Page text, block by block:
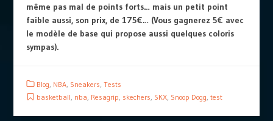
même pas mal de points forts… mais un petit point
faible aussi, son prix, de 175€… (Vous gagnerez 5€ avec
le modèle de base qui propose aussi quelques coloris
sympas).
Blog, NBA, Sneakers, Tests
basketball, nba, Resagrip, skechers, SKX, Snoop Dogg, test